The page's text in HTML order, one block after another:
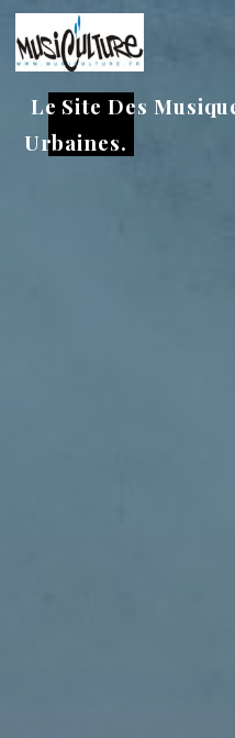
Aller
au
contenu
Le Site Des
Urbaines.